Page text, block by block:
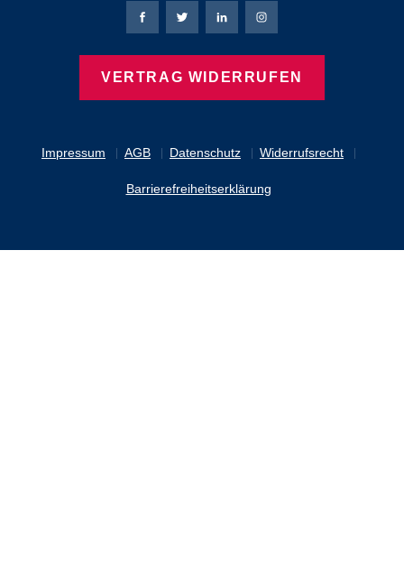
Impressum AGB Datenschutz Widerrufsrecht
Barrierefreiheitserklärung
Bierbaum-Proenen Facebook-Seite
Bierbaum-Proenen Twitter Seite
Bierbaum-Proenen LinkedIn
Bierbaum-Proenen
VERTRAG WIDERRUFEN